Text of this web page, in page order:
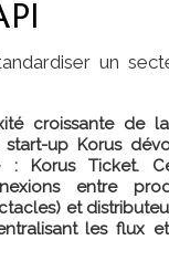
un
croissante de
up Korus
: Korus Ticket.
entre
et
les flux